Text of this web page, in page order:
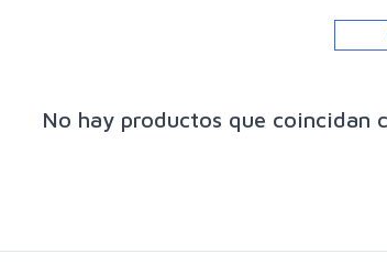
No hay productos que coincidan